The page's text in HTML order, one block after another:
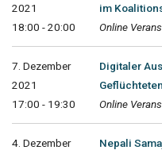
2021
18:00 - 20:00
im
Online
7. Dezember
2021
17:00 - 19:30
Digitaler
Geflüchteten
Online
4. Dezember
Nepali